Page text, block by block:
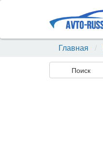
Главная
Поиск